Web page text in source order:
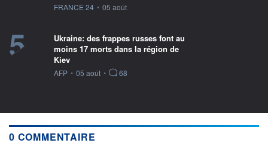
information fournie par
FRANCE 24 • 05 août
5
Ukraine: des frappes russes font au
moins 17 morts dans la région de
Kiev
information fournie par
AFP • 05 août • 68
0 COMMENTAIRE